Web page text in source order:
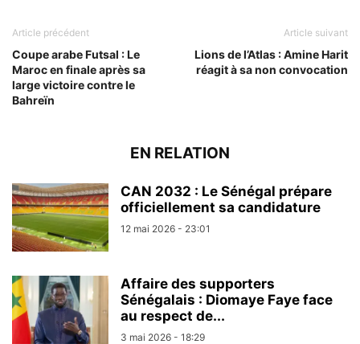
Article précédent
Coupe arabe Futsal : Le
Maroc en finale après sa
large victoire contre le
Bahreïn
Article suivant
Lions de l’Atlas : Amine Harit
réagit à sa non convocation
EN RELATION
CAN 2032 : Le Sénégal prépare
officiellement sa candidature
12 mai 2026 - 23:01
Affaire des supporters
Sénégalais : Diomaye Faye face
au respect de...
3 mai 2026 - 18:29